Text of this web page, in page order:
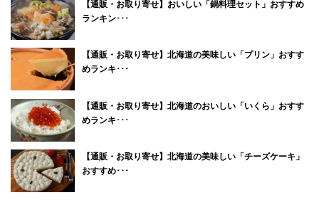
【通販・お取り寄せ】おいしい「鍋料理セット」おすすめ
ランキン･･･
【通販・お取り寄せ】北海道の美味しい「プリン」おすす
めランキ･･･
【通販・お取り寄せ】北海道のおいしい「いくら」おすす
めランキ･･･
【通販・お取り寄せ】北海道の美味しい「チーズケーキ」
おすすめ･･･